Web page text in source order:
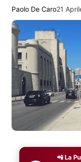
Paolo De Caro21
📲 La